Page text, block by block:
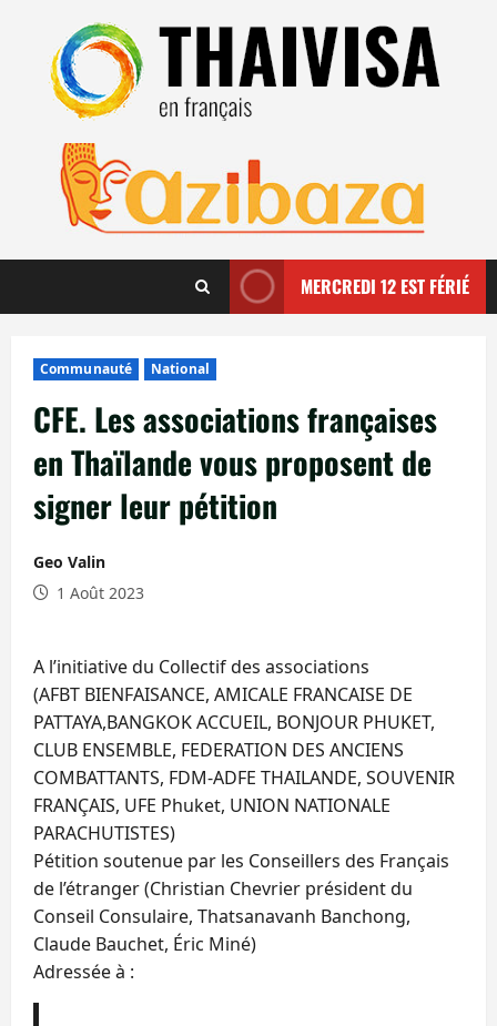
contenu
MERCREDI 12 EST FÉRIÉ
Communauté National
CFE. Les associations françaises
en Thaïlande vous proposent de
signer leur pétition
Geo Valin
1 Août 2023
A l’initiative du Collectif des associations
(AFBT BIENFAISANCE, AMICALE FRANCAISE DE
PATTAYA,BANGKOK ACCUEIL, BONJOUR PHUKET,
CLUB ENSEMBLE, FEDERATION DES ANCIENS
COMBATTANTS, FDM-ADFE THAILANDE, SOUVENIR
FRANÇAIS, UFE Phuket, UNION NATIONALE
PARACHUTISTES)
Pétition soutenue par les Conseillers des Français
de l’étranger (Christian Chevrier président du
Conseil Consulaire, Thatsanavanh Banchong,
Claude Bauchet, Éric Miné)
Adressée à :